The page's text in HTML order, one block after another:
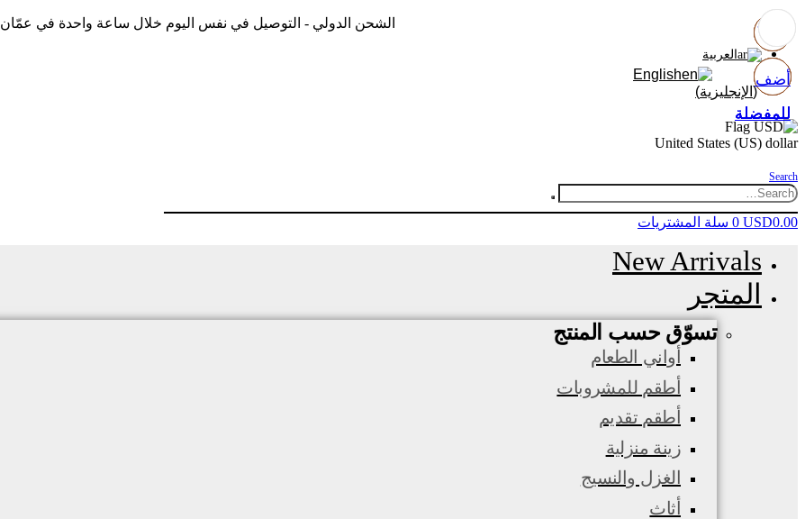
الشحن الدولي - التوصيل في نفس اليوم خلال ساعة واحدة في عمّان
العربية
English
( الإنجليزية)
United States (US) dollar
Search
USD0.00
0 سلة المشتريات
New Arrivals
المتجر
تسوّق حسب المنتج
أواني الطعام
أطقم للمشروبات
أطقم تقديم
زينة منزلية
الغزل والنسيج
أثاث
أضف
للمفضلة
أضف
للمفضلة
أضف
للمفضلة
أضف
للمفضلة